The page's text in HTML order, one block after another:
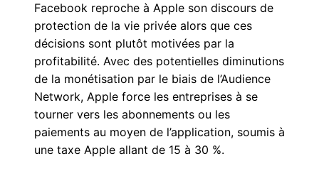
Facebook reproche à Apple son discours de
protection de la vie privée alors que ces
décisions sont plutôt motivées par la
profitabilité. Avec des potentielles diminutions
de la monétisation par le biais de l’Audience
Network, Apple force les entreprises à se
tourner vers les abonnements ou les
paiements au moyen de l’application, soumis à
une taxe Apple allant de 15 à 30 %.